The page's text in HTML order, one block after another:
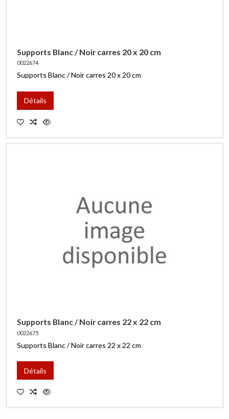
Supports Blanc / Noir carres 20 x 20 cm
0022674
Supports Blanc / Noir carres 20 x 20 cm
Détails
Supports Blanc / Noir carres 22 x 22 cm
0022675
Supports Blanc / Noir carres 22 x 22 cm
Détails